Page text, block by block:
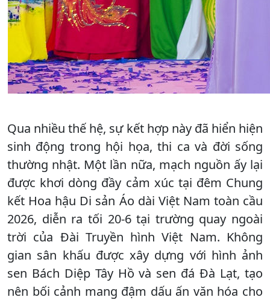
Qua nhiều thế hệ, sự kết hợp này đã hiển hiện
sinh động trong hội họa, thi ca và đời sống
thường nhật. Một lần nữa, mạch nguồn ấy lại
được khơi dòng đầy cảm xúc tại đêm Chung
kết Hoa hậu Di sản Áo dài Việt Nam toàn cầu
2026, diễn ra tối 20-6 tại trường quay ngoài
trời của Đài Truyền hình Việt Nam. Không
gian sân khấu được xây dựng với hình ảnh
sen Bách Diệp Tây Hồ và sen đá Đà Lạt, tạo
nên bối cảnh mang đậm dấu ấn văn hóa cho